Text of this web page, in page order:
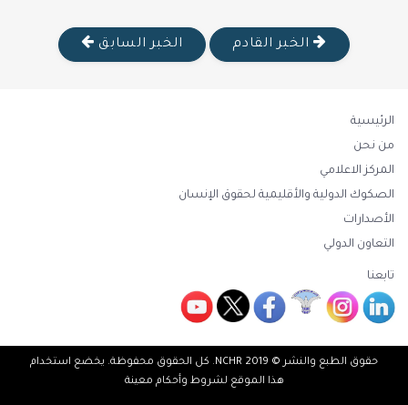
الخبر القادم الخبر السابق
الرئيسية
من نحن
المركز الاعلامي
الصكوك الدولية والأقليمية لحقوق الإنسان
الأصدارات
التعاون الدولي
تابعنا
حقوق الطبع والنشر © 2019 NCHR. كل الحقوق محفوظة. يخضع استخدام
هذا الموقع لشروط وأحكام معينة